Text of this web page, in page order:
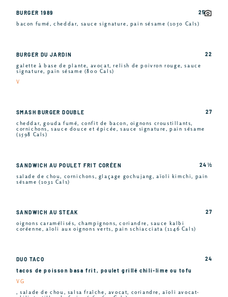
BURGER 1989
bacon fumé, cheddar, sauce signature, pain sésame (1050 Cals)
25
BURGER DU JARDIN
galette à base de plante, avocat, relish de poivron rouge, sauce
signature, pain sésame (800 Cals)
V
22
SMASH BURGER DOUBLE
cheddar, gouda fumé, confit de bacon, oignons croustillants,
cornichons, sauce douce et épicée, sauce signature, pain sésame
(1598 Cals)
27
SANDWICH AU POULET FRIT CORÉEN
salade de chou, cornichons, glaçage gochujang, aïoli kimchi, pain
sésame (1031 Cals)
24 ½
SANDWICH AU STEAK
oignons caramélisés, champignons, coriandre, sauce kalbi
coréenne, aïoli aux oignons verts, pain schiacciata (1146 Cals)
27
DUO TACO
tacos de poisson basa frit, poulet grillé chili-lime ou tofu
VG
, salade de chou, salsa fraîche, avocat, coriandre, aïoli avocat-
24